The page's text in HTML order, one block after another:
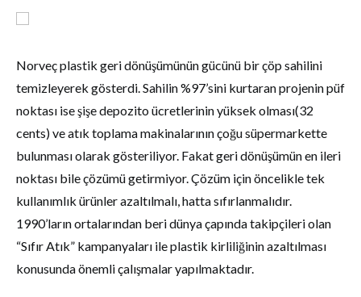
Norveç plastik geri dönüşümünün gücünü bir çöp sahilini
temizleyerek gösterdi. Sahilin %97’sini kurtaran projenin püf
noktası ise şişe depozito ücretlerinin yüksek olması(32
cents) ve atık toplama makinalarının çoğu süpermarkette
bulunması olarak gösteriliyor. Fakat geri dönüşümün en ileri
noktası bile çözümü getirmiyor. Çözüm için öncelikle tek
kullanımlık ürünler azaltılmalı, hatta sıfırlanmalıdır.
1990’ların ortalarından beri dünya çapında takipçileri olan
“Sıfır Atık” kampanyaları ile plastik kirliliğinin azaltılması
konusunda önemli çalışmalar yapılmaktadır.